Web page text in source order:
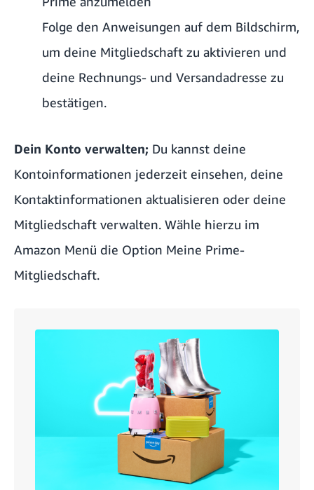
Folge den Anweisungen auf dem Bildschirm,
um deine Mitgliedschaft zu aktivieren und
deine Rechnungs- und Versandadresse zu
bestätigen.
Dein Konto verwalten; Du kannst deine
Kontoinformationen jederzeit einsehen, deine
Kontaktinformationen aktualisieren oder deine
Mitgliedschaft verwalten. Wähle hierzu im
Amazon Menü die Option Meine Prime-
Mitgliedschaft.